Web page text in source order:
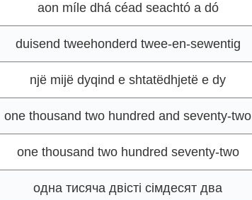
aon míle dhá céad seachtó a dó
duisend tweehonderd twee-en-sewentig
një mijë dyqind e shtatëdhjetë e dy
one thousand two hundred and seventy-two
one thousand two hundred seventy-two
одна тисяча двісті сімдесят два